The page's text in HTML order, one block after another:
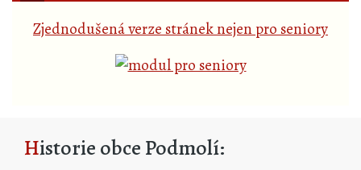
Zjednodušená verze stránek nejen pro seniory
Historie obce Podmolí: